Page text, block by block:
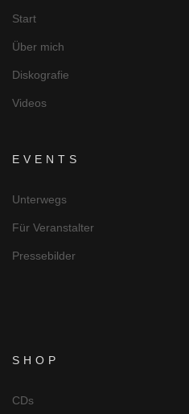
Start
Über mich
Diskografie
Videos
EVENTS
Unterwegs
Für Veranstalter
Pressebilder
SHOP
CDs